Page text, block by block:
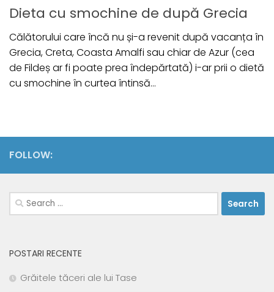
Dieta cu smochine de după Grecia
Călătorului care încă nu și-a revenit după vacanța în
Grecia, Creta, Coasta Amalfi sau chiar de Azur (cea
de Fildeș ar fi poate prea îndepărtată) i-ar prii o dietă
cu smochine în curtea întinsă...
FOLLOW:
Search
for:
POSTARI RECENTE
Grăitele tăceri ale lui Tase